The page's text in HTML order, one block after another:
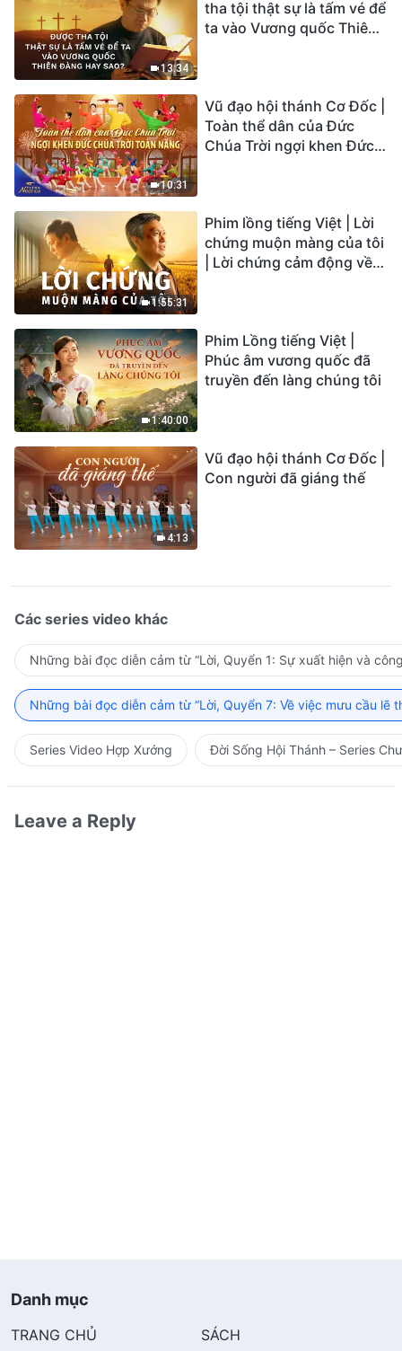
13:34
tha tội thật sự là tấm vé để
ta vào Vương quốc Thiên
10:31
Vũ đạo hội thánh Cơ Đốc |
Toàn thể dân của Đức
Chúa Trời ngợi khen Đức
1:55:31
Phim lồng tiếng Việt | Lời
chứng muộn màng của tôi
| Lời chứng cảm động về
1:40:00
Phim Lồng tiếng Việt |
Phúc âm vương quốc đã
truyền đến làng chúng tôi
4:13
Vũ đạo hội thánh Cơ Đốc |
Con người đã giáng thế
Các series video khác
Những bài đọc diễn cảm từ “Lời, Quyển 1: Sự xuất hiện và
Những bài đọc diễn cảm từ “Lời, Quyển 7: Về việc mưu cầu lẽ
Series Video Hợp Xướng Đời Sống Hội Thánh – Series
Leave a Reply
Danh mục
TRANG CHỦ
SÁCH